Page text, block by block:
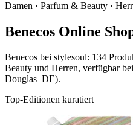
Damen · Parfum & Beauty ·
Benecos Online
Benecos bei stylesoul: 134
Beauty und Herren, verfügbar
Douglas_DE).
Top-Editionen kuratiert